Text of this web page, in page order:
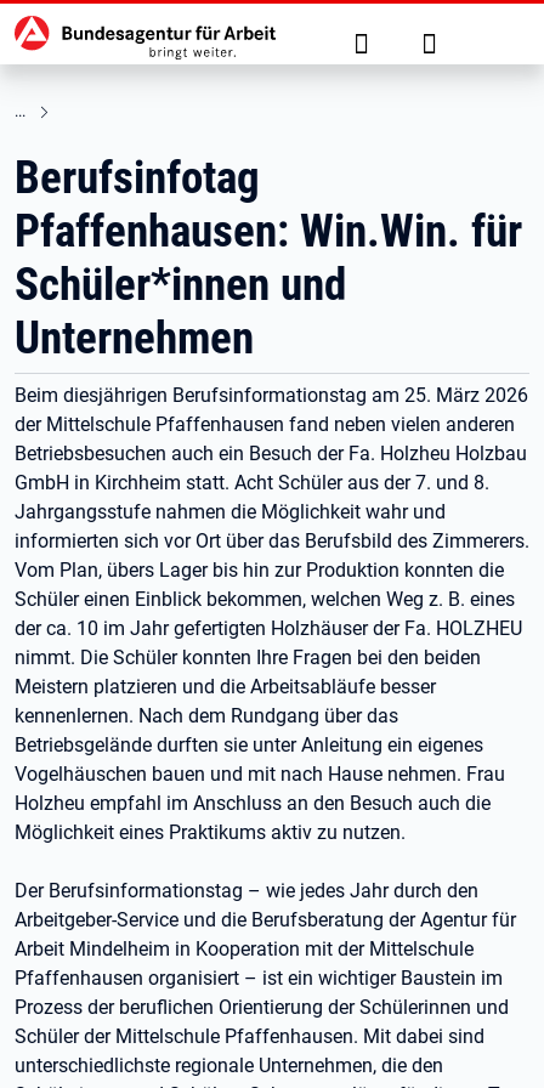
zu den Hauptinhalten springen
Hauptnavigation Suche Anmelden
Berufsinfotag
Pfaffenhausen: Win.Win. für
Schüler*innen und
Unternehmen
Beim diesjährigen Berufsinformationstag am 25. März 2026
der Mittelschule Pfaffenhausen fand neben vielen anderen
Betriebsbesuchen auch ein Besuch der Fa. Holzheu Holzbau
GmbH in Kirchheim statt. Acht Schüler aus der 7. und 8.
Jahrgangsstufe nahmen die Möglichkeit wahr und
informierten sich vor Ort über das Berufsbild des Zimmerers.
Vom Plan, übers Lager bis hin zur Produktion konnten die
Schüler einen Einblick bekommen, welchen Weg z. B. eines
der ca. 10 im Jahr gefertigten Holzhäuser der Fa. HOLZHEU
nimmt. Die Schüler konnten Ihre Fragen bei den beiden
Meistern platzieren und die Arbeitsabläufe besser
kennenlernen. Nach dem Rundgang über das
Betriebsgelände durften sie unter Anleitung ein eigenes
Vogelhäuschen bauen und mit nach Hause nehmen. Frau
Holzheu empfahl im Anschluss an den Besuch auch die
Möglichkeit eines Praktikums aktiv zu nutzen.
Der Berufsinformationstag – wie jedes Jahr durch den
Arbeitgeber-Service und die Berufsberatung der Agentur für
Arbeit Mindelheim in Kooperation mit der Mittelschule
Pfaffenhausen organisiert – ist ein wichtiger Baustein im
Prozess der beruflichen Orientierung der Schülerinnen und
Schüler der Mittelschule Pfaffenhausen. Mit dabei sind
unterschiedlichste regionale Unternehmen, die den